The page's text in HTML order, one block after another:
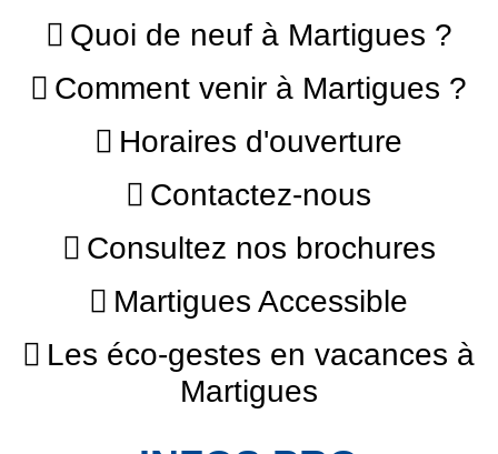
Quoi de neuf à Martigues ?
Comment venir à Martigues ?
Horaires d'ouverture
Contactez-nous
Consultez nos brochures
Martigues Accessible
Les éco-gestes en vacances à
Martigues